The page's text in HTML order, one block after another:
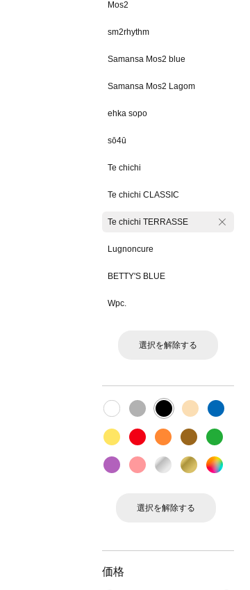
Mos2
sm2rhythm
Samansa Mos2 blue
Samansa Mos2 Lagom
ehka sopo
sō4ū
Te chichi
Te chichi CLASSIC
Te chichi TERRASSE
Lugnoncure
BETTY'S BLUE
Wpc.
選択を解除する
選択を解除する
価格